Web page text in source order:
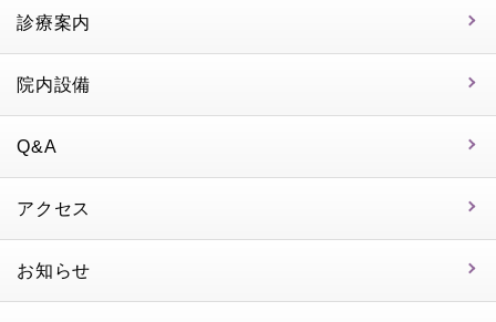
診療案内
院内設備
Q&A
アクセス
お知らせ